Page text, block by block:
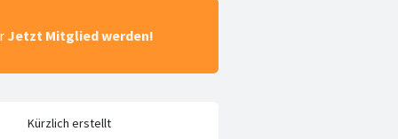
Jetzt Mitglied werden!
Kürzlich erstellt